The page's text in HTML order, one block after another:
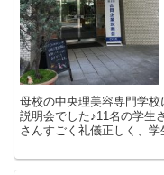
母校の中央理美容専門学
説明会でした♪11名の学生
さんすごく礼儀正しく、学